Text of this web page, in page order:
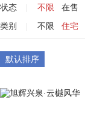
状态
不限 在售
类别
不限 住宅
默认排序